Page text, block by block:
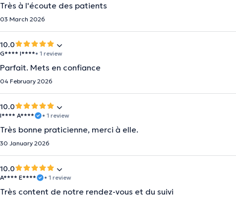
Très à l'écoute des patients
03 March 2026
10.0
G**** I****• 1 review
Parfait. Mets en confiance
04 February 2026
10.0
I**** A**** • 1 review
Très bonne praticienne, merci à elle.
30 January 2026
10.0
A**** E**** • 1 review
Très content de notre rendez-vous et du suivi